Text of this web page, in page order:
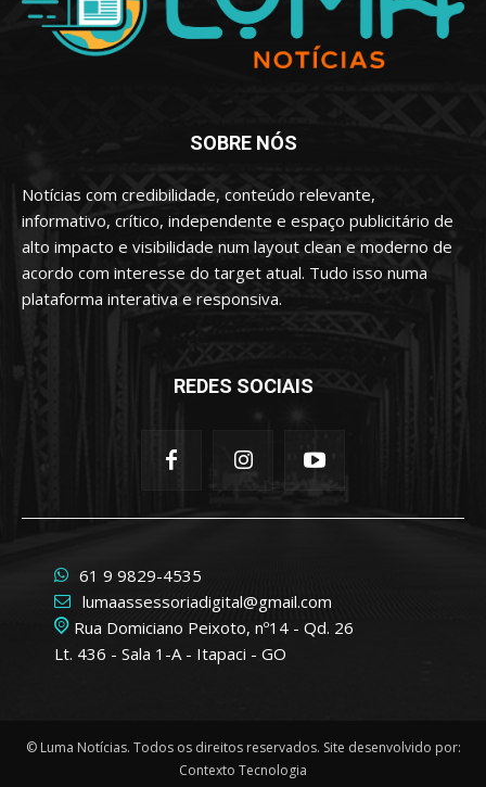
SOBRE NÓS
Notícias com credibilidade, conteúdo relevante,
informativo, crítico, independente e espaço publicitário de
alto impacto e visibilidade num layout clean e moderno de
acordo com interesse do target atual. Tudo isso numa
plataforma interativa e responsiva.
REDES SOCIAIS
61 9 9829-4535
lumaassessoriadigital@gmail.com
Rua Domiciano Peixoto, nº14 - Qd. 26
Lt. 436 - Sala 1-A - Itapaci - GO
© Luma Notícias. Todos os direitos reservados. Site desenvolvido por:
Contexto Tecnologia